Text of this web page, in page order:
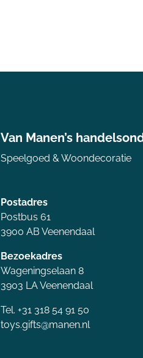
Van Manen’s
Speelgoed & Woondecoratie
Postadres
Postbus 61
3900 AB Veenendaal
Bezoekadres
Wageningselaan 8
3903 LA Veenendaal
Tel. +31 318 54 91 50
toys.gifts@manen.nl